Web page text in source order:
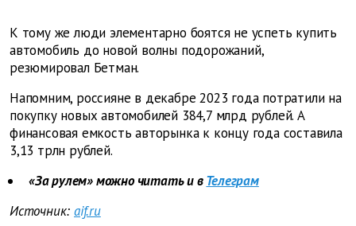
К тому же люди элементарно боятся не успеть купить
автомобиль до новой волны подорожаний,
резюмировал Бетман.
Напомним, россияне в декабре 2023 года потратили на
покупку новых автомобилей 384,7 млрд рублей. А
финансовая емкость авторынка к концу года составила
3,13 трлн рублей.
«За рулем» можно читать и вТелеграм
Источник: aif.ru